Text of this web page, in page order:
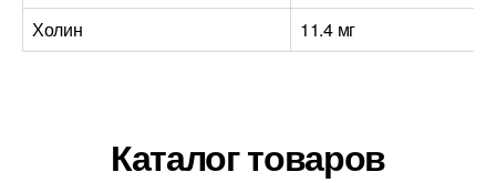
Холин
11.4 мг
Каталог товаров